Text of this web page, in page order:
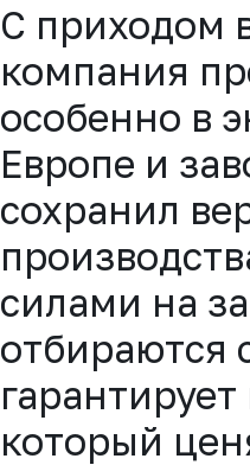
С приходом
компания
особенно в
Европе и
сохранил
силами на
отбираются
который